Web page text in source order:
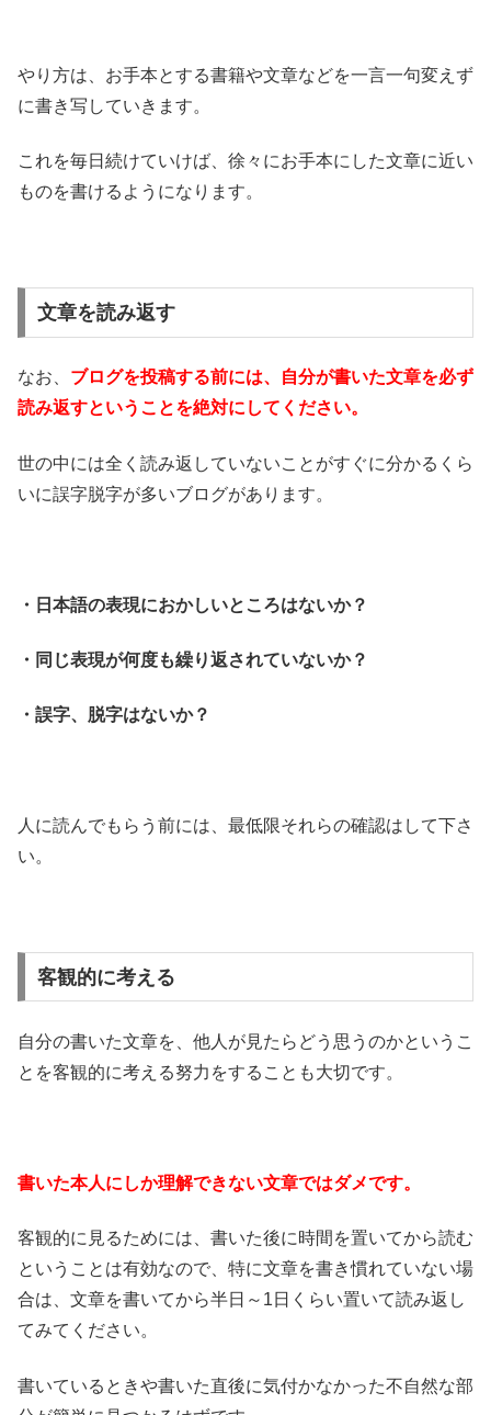
やり方は、お手本とする書籍や文章などを一言一句変えず
に書き写していきます。
これを毎日続けていけば、徐々にお手本にした文章に近い
ものを書けるようになります。
文章を読み返す
なお、 ブログを投稿する前には、自分が書いた文章を必ず
読み返すということを絶対にしてください。
世の中には全く読み返していないことがすぐに分かるくら
いに誤字脱字が多いブログがあります。
・日本語の表現におかしいところはないか？
・同じ表現が何度も繰り返されていないか？
・誤字、脱字はないか？
人に読んでもらう前には、最低限それらの確認はして下さ
い。
客観的に考える
自分の書いた文章を、他人が見たらどう思うのかというこ
とを客観的に考える努力をすることも大切です。
書いた本人にしか理解できない文章ではダメです。
客観的に見るためには、書いた後に時間を置いてから読む
ということは有効なので、特に文章を書き慣れていない場
合は、文章を書いてから半日～1日くらい置いて読み返し
てみてください。
書いているときや書いた直後に気付かなかった不自然な部